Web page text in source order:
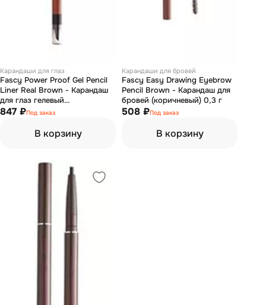
Карандаши для глаз
Fascy Power Proof Gel Pencil
Liner Real Brown - Карандаш
для глаз гелевый
(коричневый) 0.4 г
847 ₽Под заказ
В корзину
Карандаши для бровей
Fascy Easy Drawing Eyebrow
Pencil Brown - Карандаш для
бровей (коричневый) 0,3 г
508 ₽Под заказ
В корзину